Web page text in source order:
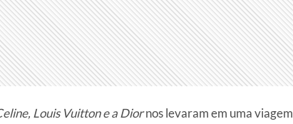
Louis Vuitton e a Diornos levaram em uma viagem